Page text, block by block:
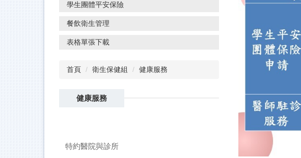
學生團體平安保險
餐飲衛生管理
表格單張下載
首頁 衛生保健組 健康服務
健康服務
特約醫院與診所